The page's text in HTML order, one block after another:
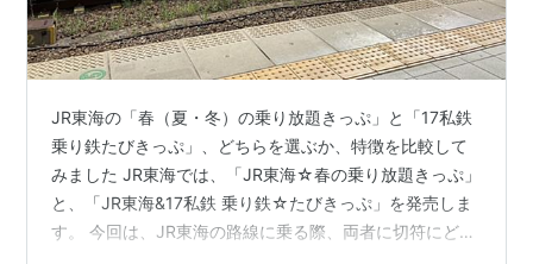
JR東海の「春（夏・冬）の乗り放題きっぷ」と「17私鉄
乗り鉄たびきっぷ」、どちらを選ぶか、特徴を比較して
みました JR東海では、「JR東海☆春の乗り放題きっぷ」
と、「JR東海&17私鉄 乗り鉄☆たびきっぷ」を発売しま
す。 今回は、JR東海の路線に乗る際、両者に切符にどの